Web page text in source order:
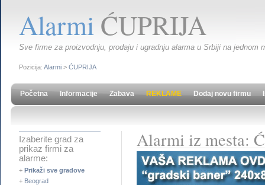
Alarmi ĆUPRIJA
Sve firme za proizvodnju, prodaju i ugradnju alarma u Srbiji na jednom
Pozicija: Alarmi > ĆUPRIJA
Početna Informacije Zabava REKLAME Dodaj novu firmu
Izaberite grad za
prikaz firmi za
alarme:
+ Prikaži sve gradove
+ Beograd
Alarmi iz mesta: